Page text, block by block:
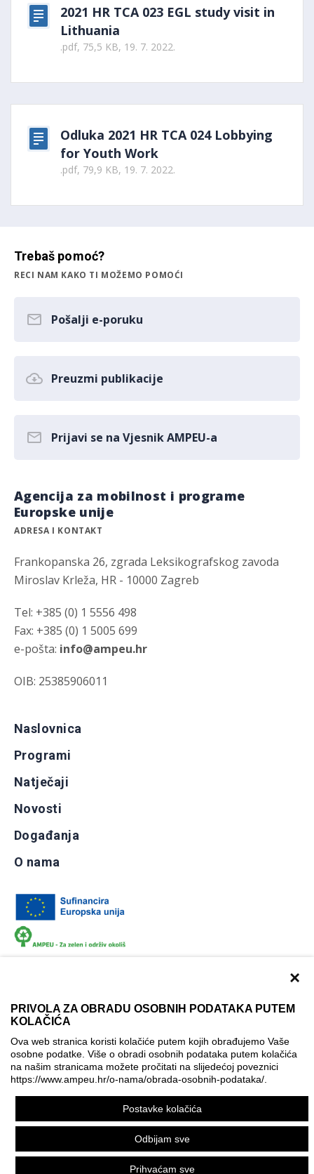
×
PRIVOLA ZA OBRADU OSOBNIH PODATAKA PUTEM
KOLAČIĆA
Ova web stranica koristi kolačiće putem kojih obrađujemo Vaše
osobne podatke. Više o obradi osobnih podataka putem kolačića
na našim stranicama možete pročitati na slijedećoj poveznici
https://www.ampeu.hr/o-nama/obrada-osobnih-podataka/
Postavke kolačića
Odbijam sve
Prihvaćam sve
2021 HR TCA 023 EGL study visit in
Lithuania
.pdf, 75,5 KB, 19. 7. 2022.
Odluka 2021 HR TCA 024 Lobbying
for Youth Work
.pdf, 79,9 KB, 19. 7. 2022.
Trebaš pomoć?
RECI NAM KAKO TI MOŽEMO POMOĆI
Pošalji e-poruku
Preuzmi publikacije
Prijavi se na Vjesnik AMPEU-a
Agencija za mobilnost i programe
Europske unije
ADRESA I KONTAKT
Frankopanska 26, zgrada Leksikografskog zavoda
Miroslav Krleža, HR - 10000 Zagreb
Tel: +385 (0) 1 5556 498
Fax: +385 (0) 1 5005 699
e-pošta: info@ampeu.hr
OIB: 25385906011
Naslovnica
Programi
Natječaji
Novosti
Događanja
O nama
Izjava o pristupačnosti
Politika korištenja kolačića
Postavke kolačića
Ova mrežna stranica je ostvarena uz financijsku potporu
Europske komisije. Ona izražava isključivo stajalište autora
mrežne stranice i Komisija se ne može smatrati odgovornom
pri upotrebi informacija koje se na njoj nalaze.